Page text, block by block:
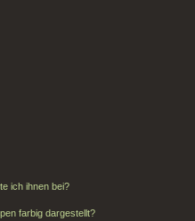
ich ihnen bei?
farbig dargestellt?